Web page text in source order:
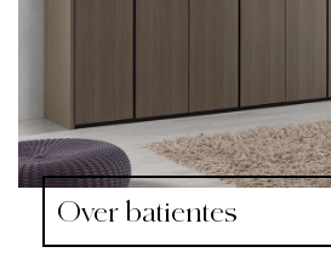
Over batientes